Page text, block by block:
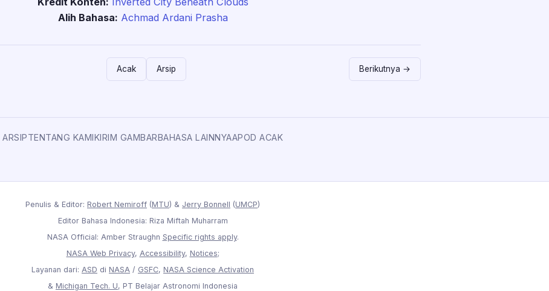
Alih Bahasa: Achmad Ardani Prasha
Acak Arsip Berikutnya →
ARSIPTENTANG KAMIKIRIM GAMBARBAHASA LAINNYAAPOD ACAK
Penulis & Editor: Robert Nemiroff (MTU) & Jerry Bonnell (UMCP)
Editor Bahasa Indonesia: Riza Miftah Muharram
NASA Official: Amber Straughn Specific rights apply.
NASA Web Privacy, Accessibility, Notices;
Layanan dari: ASD di NASA / GSFC, NASA Science Activation
& Michigan Tech. U, PT Belajar Astronomi Indonesia